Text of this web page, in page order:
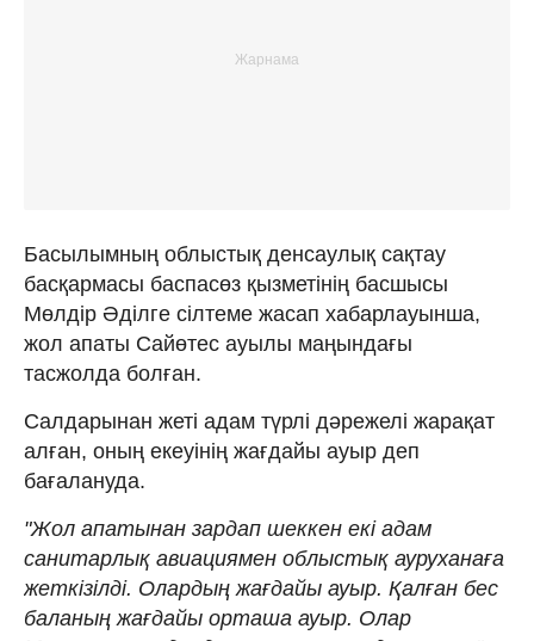
Басылымның облыстық денсаулық сақтау
басқармасы баспасөз қызметінің басшысы
Мөлдір Әділге сілтеме жасап хабарлауынша,
жол апаты Сайөтес ауылы маңындағы
тасжолда болған.
Салдарынан жеті адам түрлі дәрежелі жарақат
алған, оның екеуінің жағдайы ауыр деп
бағалануда.
"Жол апатынан зардап шеккен екі адам
санитарлық авиациямен облыстық ауруханаға
жеткізілді. Олардың жағдайы ауыр. Қалған бес
баланың жағдайы орташа ауыр. Олар